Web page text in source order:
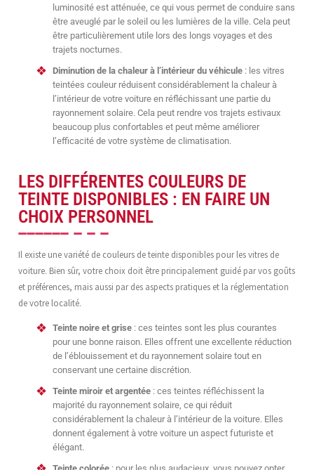
luminosité est atténuée, ce qui vous permet de conduire sans
être aveuglé par le soleil ou les lumières de la ville. Cela peut
être particulièrement utile lors des longs voyages et des
trajets nocturnes.
Diminution de la chaleur à l’intérieur du véhicule : les vitres
teintées couleur réduisent considérablement la chaleur à
l’intérieur de votre voiture en réfléchissant une partie du
rayonnement solaire. Cela peut rendre vos trajets estivaux
beaucoup plus confortables et peut même améliorer
l’efficacité de votre système de climatisation.
LES DIFFÉRENTES COULEURS DE
TEINTE DISPONIBLES : EN FAIRE UN
CHOIX PERSONNEL
Il existe une variété de couleurs de teinte disponibles pour les vitres de
voiture. Bien sûr, votre choix doit être principalement guidé par vos goûts
et préférences, mais aussi par des aspects pratiques et la réglementation
de votre localité.
Teinte noire et grise: ces teintes sont les plus courantes
pour une bonne raison. Elles offrent une excellente réduction
de l’éblouissement et du rayonnement solaire tout en
conservant une certaine discrétion.
Teinte miroir et argentée : ces teintes réfléchissent la
majorité du rayonnement solaire, ce qui réduit
considérablement la chaleur à l’intérieur de la voiture. Elles
donnent également à votre voiture un aspect futuriste et
élégant.